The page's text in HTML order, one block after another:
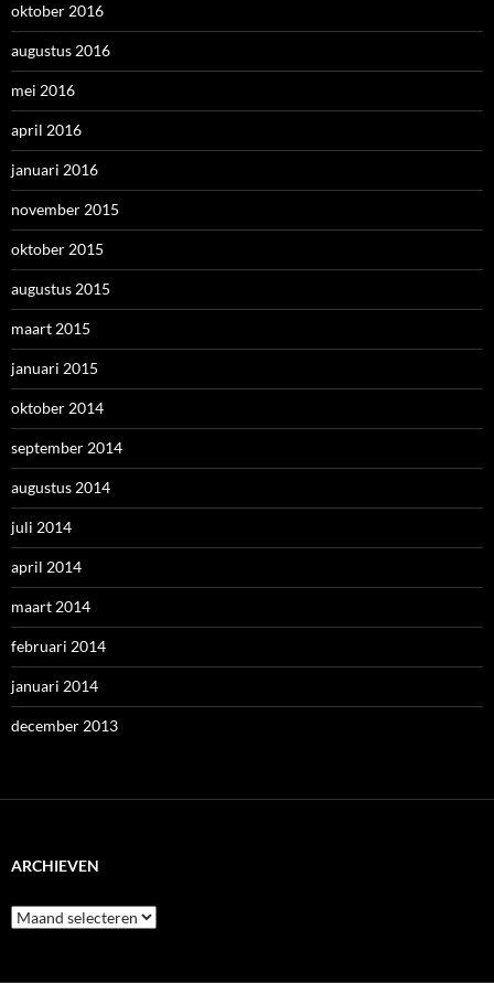
oktober 2016
augustus 2016
mei 2016
april 2016
januari 2016
november 2015
oktober 2015
augustus 2015
maart 2015
januari 2015
oktober 2014
september 2014
augustus 2014
juli 2014
april 2014
maart 2014
februari 2014
januari 2014
december 2013
ARCHIEVEN
Archieven